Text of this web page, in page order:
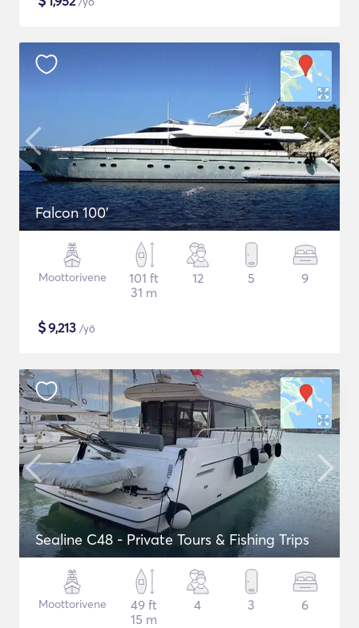
Falcon 100'
Moottorivene
101 ft
31 m
12 5 9
$9,213 /yö
Sealine C48 - Private Tours & Fishing Trips
Moottorivene
49 ft
15 m
4 3 6